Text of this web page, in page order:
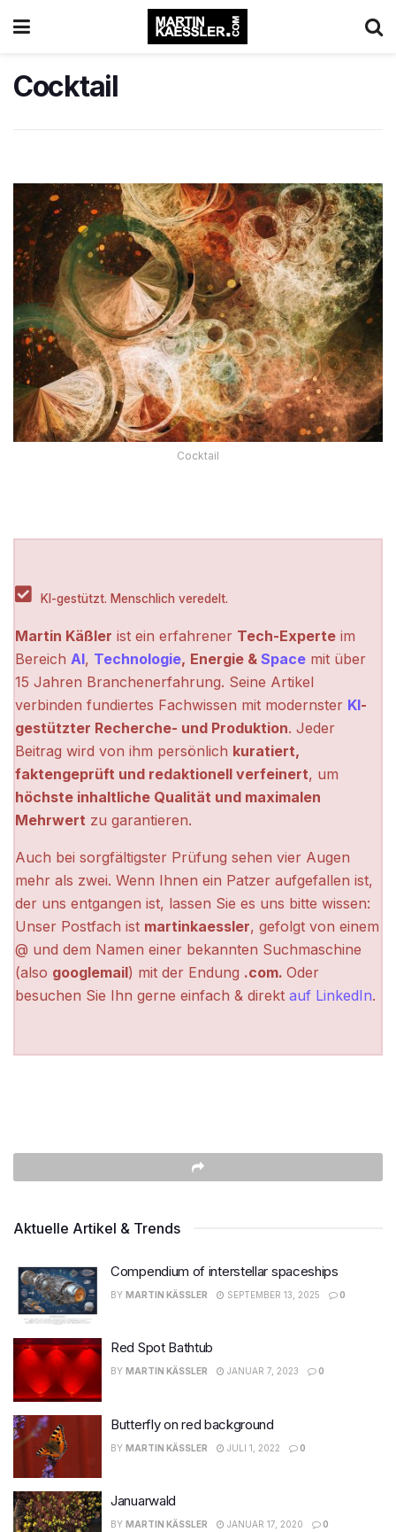
Cocktail
Cocktail
KI-gestützt. Menschlich veredelt.
Martin Käßler ist ein erfahrener Tech-Experte im
Bereich AI, Technologie, Energie & Space mit über
15 Jahren Branchenerfahrung. Seine Artikel
verbinden fundiertes Fachwissen mit modernster KI-
gestützter Recherche- und Produktion. Jeder
Beitrag wird von ihm persönlich kuratiert,
faktengeprüft und redaktionell verfeinert, um
höchste inhaltliche Qualität und maximalen
Mehrwert zu garantieren.
Auch bei sorgfältigster Prüfung sehen vier Augen
mehr als zwei. Wenn Ihnen ein Patzer aufgefallen ist,
der uns entgangen ist, lassen Sie es uns bitte wissen:
Unser Postfach ist martinkaessler, gefolgt von einem
@ und dem Namen einer bekannten Suchmaschine
(also googlemail) mit der Endung .com. Oder
besuchen Sie Ihn gerne einfach & direkt auf LinkedIn.
Aktuelle Artikel & Trends
Compendium of interstellar spaceships
BY MARTIN KÄSSLER SEPTEMBER 13, 2025 0
Red Spot Bathtub
BY MARTIN KÄSSLER JANUAR 7, 2023 0
Butterfly on red background
BY MARTIN KÄSSLER JULI 1, 2022 0
Januarwald
BY MARTIN KÄSSLER JANUAR 17, 2020 0